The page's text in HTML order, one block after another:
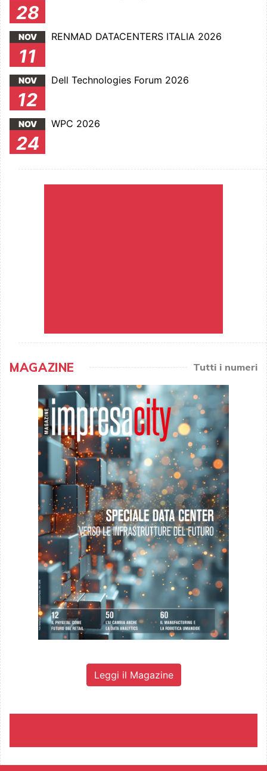
28
NOV
11
RENMAD DATACENTERS ITALIA 2026
NOV
12
Dell Technologies Forum 2026
NOV
24
WPC 2026
MAGAZINE Tutti i numeri
Leggi il Magazine